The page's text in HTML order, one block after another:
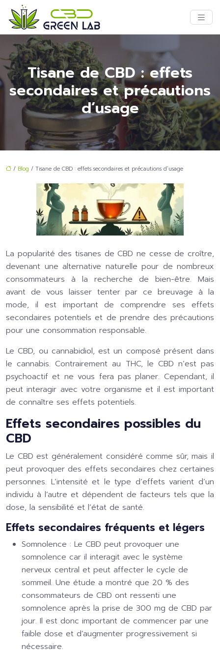
Tisane de CBD : effets
secondaires et précautions
d’usage
/ Blog / Tisane de CBD : effets secondaires et précautions d’usage
La popularité des tisanes de CBD ne cesse de croître,
devenant une alternative naturelle pour de nombreux
consommateurs à la recherche de bien-être. Mais
avant de vous laisser tenter par ce breuvage à la
mode, il est important de comprendre ses effets
secondaires potentiels et de prendre des précautions
pour une consommation responsable.
Le CBD, ou cannabidiol, est un composé présent dans
le cannabis. Contrairement au THC, le CBD n’est pas
psychoactif et ne vous fera pas planer. Cependant, il
peut interagir avec votre organisme et il est important
de connaître ses effets potentiels.
Effets secondaires possibles du
CBD
Le CBD est généralement considéré comme sûr, mais il
peut provoquer des effets secondaires chez certaines
personnes. L’intensité et le type d’effets varient d’un
individu à l’autre et dépendent de facteurs tels que la
dose, la sensibilité et l’état de santé.
Effets secondaires fréquents et légers
Somnolence : Le CBD peut provoquer une
somnolence car il interagit avec le système
nerveux central et peut affecter le cycle de
sommeil. Une étude a montré que 20 % des
consommateurs de CBD ont ressenti une
somnolence après la prise de 300 mg de CBD par
jour. Il est donc important de commencer par une
faible dose et d’augmenter progressivement si
nécessaire.